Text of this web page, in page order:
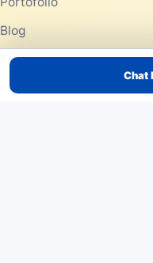
Chat
Blog
Kontak